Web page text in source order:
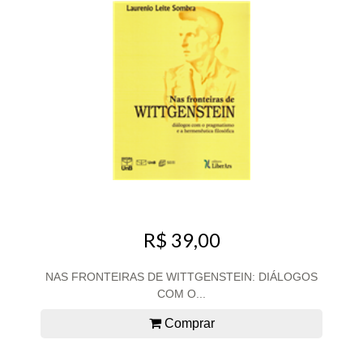
R$ 39,00
NAS FRONTEIRAS DE WITTGENSTEIN: DIÁLOGOS
COM O...
Comprar